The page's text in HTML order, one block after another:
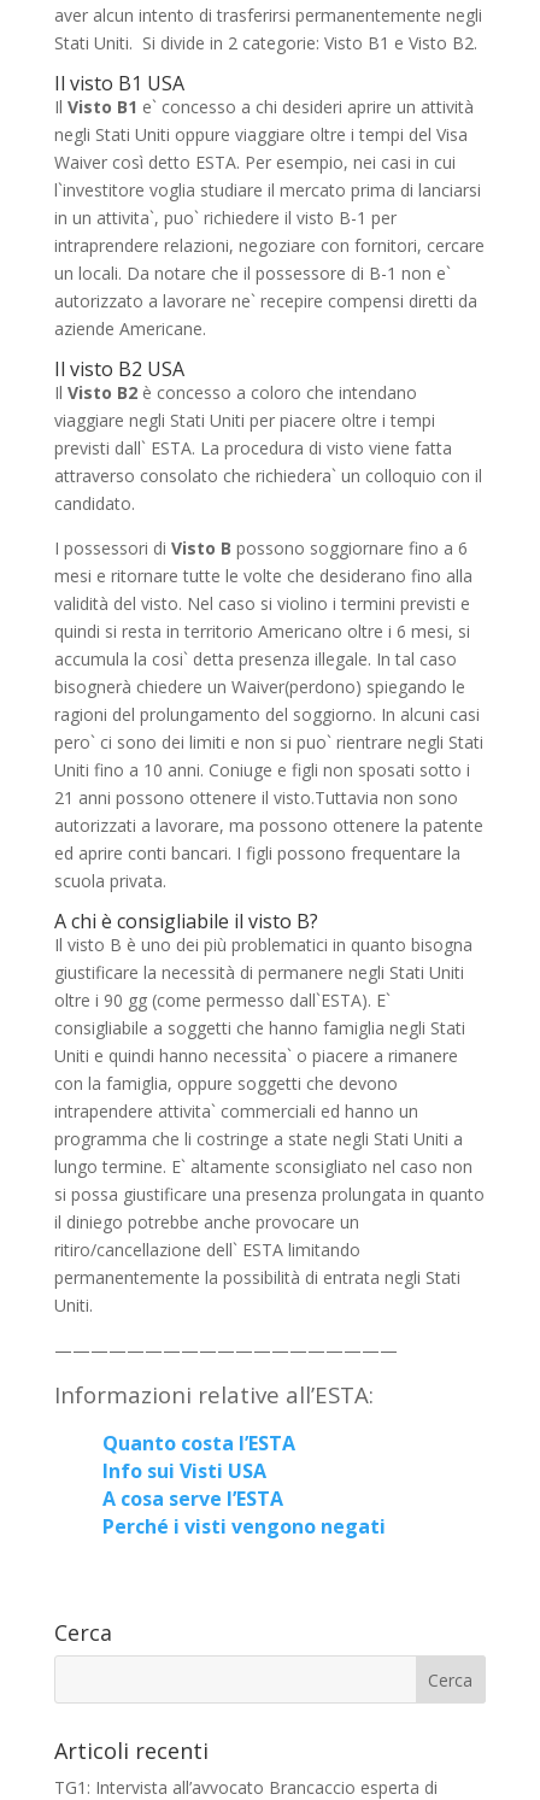
aver alcun intento di trasferirsi permanentemente negli
Stati Uniti. Si divide in 2 categorie: Visto B1 e Visto B2.
Il visto B1 USA
Il Visto B1 e` concesso a chi desideri aprire un attività
negli Stati Uniti oppure viaggiare oltre i tempi del Visa
Waiver così detto ESTA. Per esempio, nei casi in cui
l`investitore voglia studiare il mercato prima di lanciarsi
in un attivita`, puo` richiedere il visto B-1 per
intraprendere relazioni, negoziare con fornitori, cercare
un locali. Da notare che il possessore di B-1 non e`
autorizzato a lavorare ne` recepire compensi diretti da
aziende Americane.
Il visto B2 USA
Il Visto B2è concesso a coloro che intendano
viaggiare negli Stati Uniti per piacere oltre i tempi
previsti dall` ESTA. La procedura di visto viene fatta
attraverso consolato che richiedera` un colloquio con il
candidato.
I possessori di Visto B possono soggiornare fino a 6
mesi e ritornare tutte le volte che desiderano fino alla
validità del visto. Nel caso si violino i termini previsti e
quindi si resta in territorio Americano oltre i 6 mesi, si
accumula la cosi` detta presenza illegale. In tal caso
bisognerà chiedere un Waiver(perdono) spiegando le
ragioni del prolungamento del soggiorno. In alcuni casi
pero` ci sono dei limiti e non si puo` rientrare negli Stati
Uniti fino a 10 anni. Coniuge e figli non sposati sotto i
21 anni possono ottenere il visto.Tuttavia non sono
autorizzati a lavorare, ma possono ottenere la patente
ed aprire conti bancari. I figli possono frequentare la
scuola privata.
A chi è consigliabile il visto B?
Il visto B è uno dei più problematici in quanto bisogna
giustificare la necessità di permanere negli Stati Uniti
oltre i 90 gg (come permesso dall`ESTA). E`
consigliabile a soggetti che hanno famiglia negli Stati
Uniti e quindi hanno necessita` o piacere a rimanere
con la famiglia, oppure soggetti che devono
intrapendere attivita` commerciali ed hanno un
programma che li costringe a state negli Stati Uniti a
lungo termine. E` altamente sconsigliato nel caso non
si possa giustificare una presenza prolungata in quanto
il diniego potrebbe anche provocare un
ritiro/cancellazione dell` ESTA limitando
permanentemente la possibilità di entrata negli Stati
Uniti.
———————————————————
Informazioni relative all’ESTA:
Quanto costa l’ESTA
Info sui Visti USA
A cosa serve l’ESTA
Perché i visti vengono negati
Cerca
Articoli recenti
TG1: Intervista all’avvocato Brancaccio esperta di